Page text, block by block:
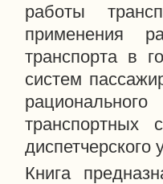
работы
применения
транспорта в
систем
транспортных
диспетчерского
Книга